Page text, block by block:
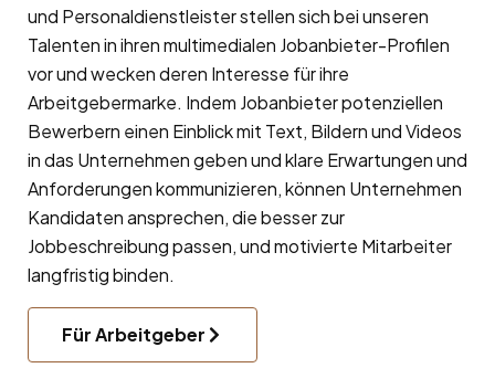
und Personaldienstleister stellen sich bei unseren
Talenten in ihren multimedialen Jobanbieter-Profilen
vor und wecken deren Interesse für ihre
Arbeitgebermarke. Indem Jobanbieter potenziellen
Bewerbern einen Einblick mit Text, Bildern und Videos
in das Unternehmen geben und klare Erwartungen und
Anforderungen kommunizieren, können Unternehmen
Kandidaten ansprechen, die besser zur
Jobbeschreibung passen, und motivierte Mitarbeiter
langfristig binden.
Für Arbeitgeber